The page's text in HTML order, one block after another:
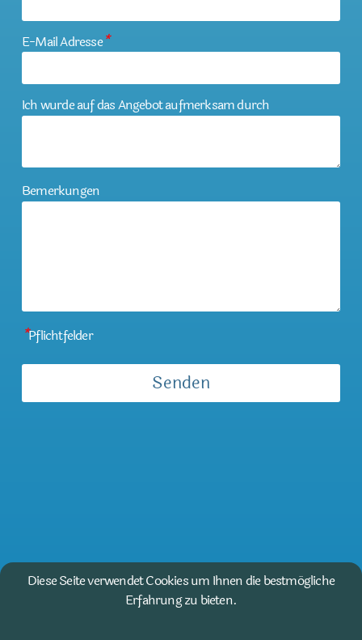
E-Mail Adresse*
Ich wurde auf das Angebot aufmerksam durch
Bemerkungen
*Pflichtfelder
Diese Seite verwendet Cookies um Ihnen die bestmögliche
Erfahrung zu bieten.